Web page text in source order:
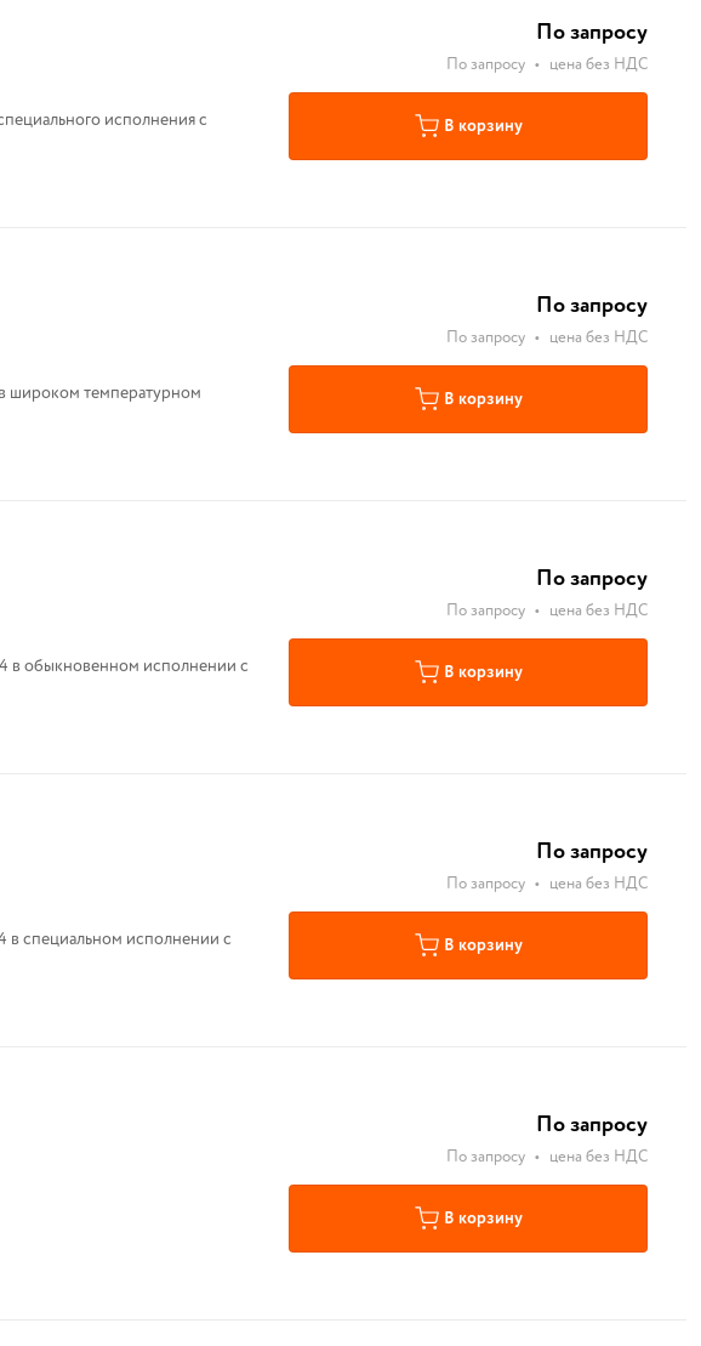
исполнения с
По запросу
По запросу • цена без НДС
В корзину
температурном
По запросу
По запросу • цена без НДС
В корзину
обыкновенном исполнении с
По запросу
По запросу • цена без НДС
В корзину
специальном исполнении с
По запросу
По запросу • цена без НДС
В корзину
По запросу
По запросу • цена без НДС
В корзину